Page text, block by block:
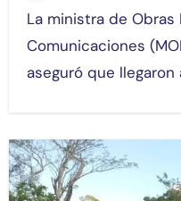
La ministra de Obras Públicas y
Comunicaciones
aseguró que